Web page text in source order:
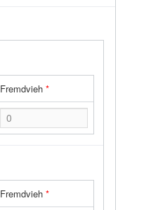
Fremdvieh*
Fremdvieh*